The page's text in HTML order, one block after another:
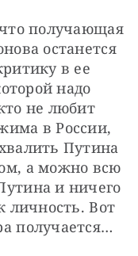
получающая
останется
в ее
надо
не любит
в России,
Путина
а можно всю
и ничего
личность. Вот
получается…